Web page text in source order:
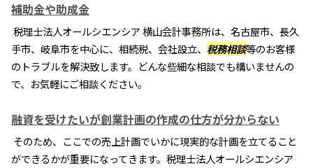
補助金や助成金
税理士法人オールシエンシア 横山会計事務所は、名古屋市、長久
手市、岐阜市を中心に、相続税、会社設立、 税務相談等のお客様
のトラブルを解決致します。どんな些細な相談でも構いませんの
で、お気軽にご相談ください。
融資を受けたいが創業計画の作成の仕方が分からない
そのため、ここでの売上計画でいかに現実的な計画を立てること
ができるかが重要になってきます。税理士法人オールシエンシア